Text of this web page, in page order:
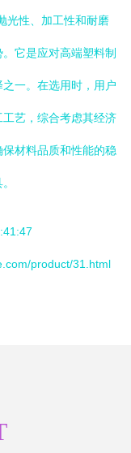
光性、加工性和耐磨
它是应对高端塑料制
一。在选用时，用户
艺，综合考虑其经济
材料品质和性能的稳
product/31.html